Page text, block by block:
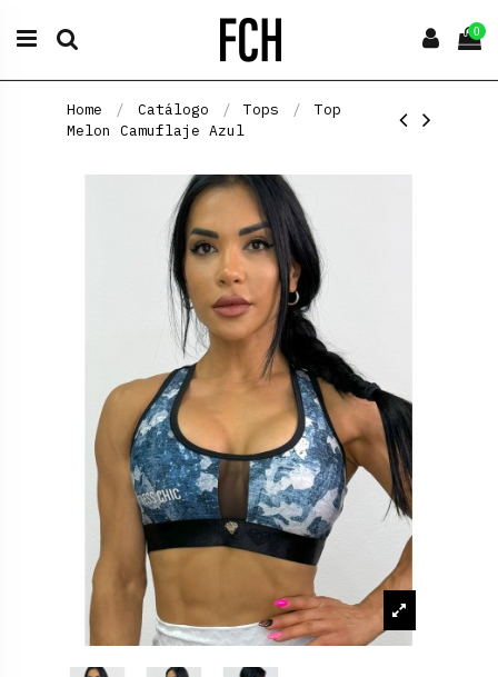
0
Home Catálogo Tops
Top
Melon Camuflaje Azul